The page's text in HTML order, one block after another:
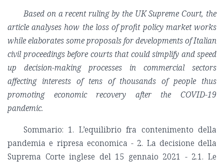
Based on a recent ruling by the UK Supreme Court, the
article analyses how the loss of profit policy market works
while elaborates some proposals for developments of Italian
civil proceedings before courts that could simplify and speed
up decision-making processes in commercial sectors
affecting interests of tens of thousands of people thus
promoting economic recovery after the COVID-19
pandemic.
Sommario: 1. L’equilibrio fra contenimento della
pandemia e ripresa economica - 2. La decisione della
Suprema Corte inglese del 15 gennaio 2021 - 2.1. Le